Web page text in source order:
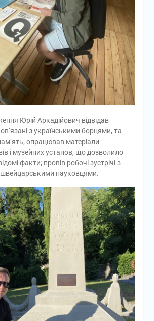
Юрій Аркадійович відвідав
з українськими борцями, та
опрацював матеріали
і музейних установ, що дозволило
факти; провів робочі зустрічі з
швейцарськими науковцями.